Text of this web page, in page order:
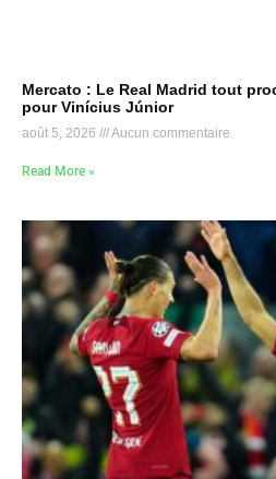
Mercato : Le Real Madrid tout
pour Vinícius Júnior
août 5, 2026 Aucun commentaire
Read More »